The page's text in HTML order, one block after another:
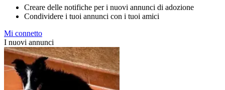
Creare delle notifiche per i nuovi annunci di adozione
Condividere i tuoi annunci con i tuoi amici
Mi connetto
I nuovi annunci